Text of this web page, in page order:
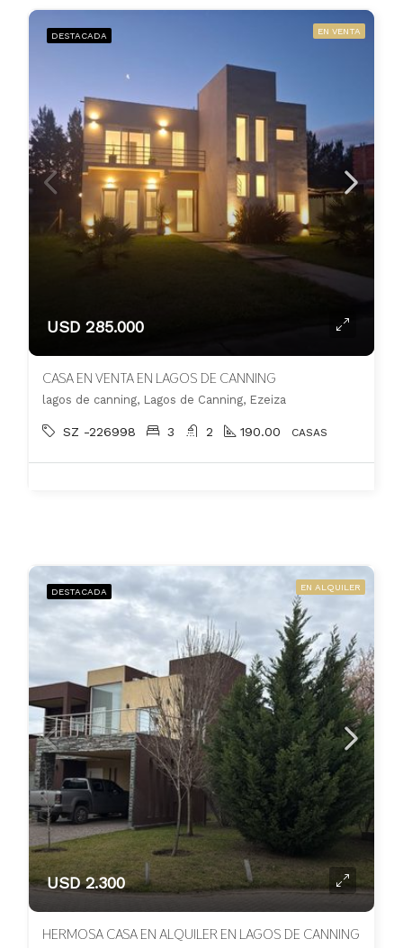
DESTACADA EN VENTA
USD 285.000
CASA EN VENTA EN LAGOS DE CANNING
lagos de canning, Lagos de Canning, Ezeiza
SZ -226998 3 2 190.00 CASAS
DESTACADA EN ALQUILER
USD 2.300
HERMOSA CASA EN ALQUILER EN LAGOS DE CANNING